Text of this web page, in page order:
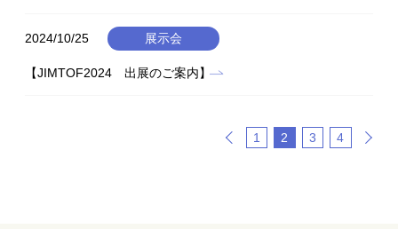
2024/10/25 展示会
【JIMTOF2024 出展のご案内】
1 2 3 4